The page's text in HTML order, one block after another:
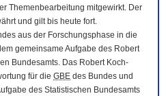
Themenbearbeitung mitgewirkt. Der
und gilt bis heute fort.
aus der Forschungsphase in die
gemeinsame Aufgabe des Robert
Bundesamts. Das Robert Koch-
für die GBE des Bundes und
des Statistischen Bundesamts